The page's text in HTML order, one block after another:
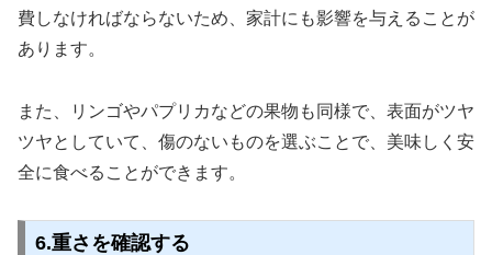
費しなければならないため、家計にも影響を与えることが
あります。
また、リンゴやパプリカなどの果物も同様で、表面がツヤ
ツヤとしていて、傷のないものを選ぶことで、美味しく安
全に食べることができます。
6.重さを確認する